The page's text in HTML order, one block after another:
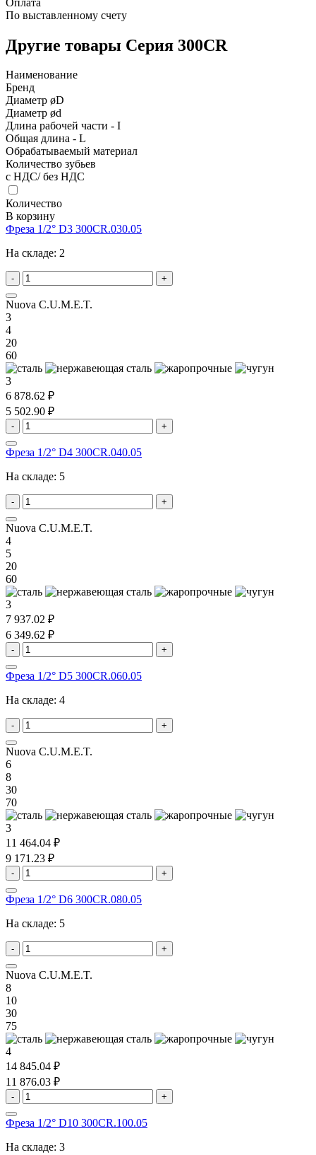
По выставленному счету
Другие товары Серия 300CR
Наименование
Бренд
Диаметр øD
Диаметр ød
Длина рабочей части - I
Общая длина - L
Обрабатываемый материал
Количество зубьев
с НДС/ без НДС
Количество
В корзину
Фреза 1/2° D3 300CR.030.05
На складе: 2
- +
Nuova C.U.M.E.T.
3
4
20
60
3
6 878.62 ₽
5 502.90 ₽
- +
Фреза 1/2° D4 300CR.040.05
На складе: 5
- +
Nuova C.U.M.E.T.
4
5
20
60
3
7 937.02 ₽
6 349.62 ₽
- +
Фреза 1/2° D5 300CR.060.05
На складе: 4
- +
Nuova C.U.M.E.T.
6
8
30
70
3
11 464.04 ₽
9 171.23 ₽
- +
Фреза 1/2° D6 300CR.080.05
На складе: 5
- +
Nuova C.U.M.E.T.
8
10
30
75
4
14 845.04 ₽
11 876.03 ₽
- +
Фреза 1/2° D10 300CR.100.05
На складе: 3